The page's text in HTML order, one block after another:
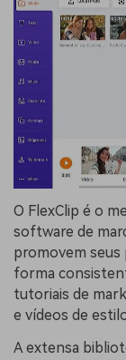
O FlexClip é o
software de
promovem seus
forma
tutoriais de
e vídeos de
A extensa